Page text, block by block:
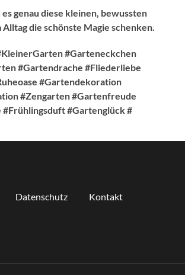
genau diese kleinen, bewussten
Alltag die schönste Magie schenken.
#Garteneckchen
#Gartendrache #Fliederliebe
#Gartendekoration
#Zengarten #Gartenfreude
#Frühlingsduft #Gartenglück #
Datenschutz Kontakt